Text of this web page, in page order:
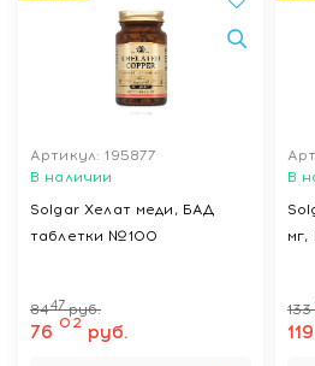
Артикул: 195877
В наличии
Solgar Хелат меди, БАД
таблетки №100
8447 руб.
76 02 руб.
В
133
119